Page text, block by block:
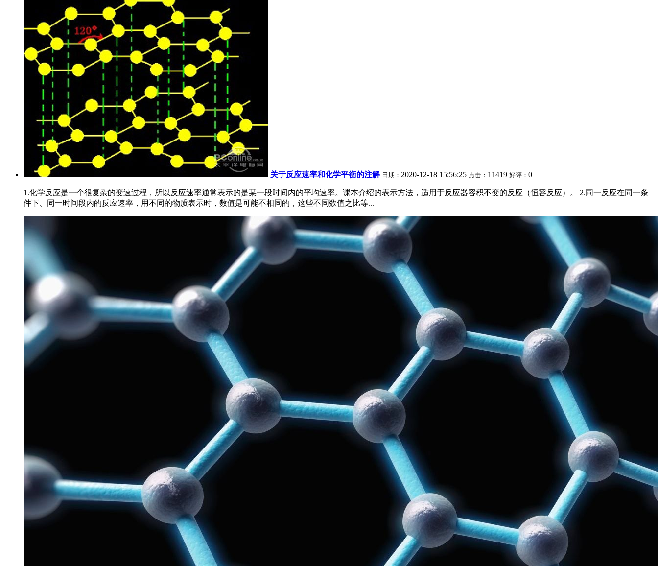
关于反应速率和化学平衡的注解 日期： 2020-12-18 15:56:25 点击： 11419 好评： 0
1.化学反应是一个很复杂的变速过程，所以反应速率通常表示的是某一段时间内的平均速率。课本介绍的表示方法，适用于反应器容积不变的反应（恒容反应）。 2.同一反应在同一条
件下、同一时间段内的反应速率，用不同的物质表示时，数值是可能不相同的，这些不同数值之比等...